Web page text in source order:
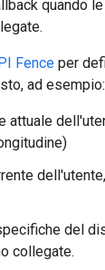
quando
Fence per
ad esempio:
attuale
del
collegate.